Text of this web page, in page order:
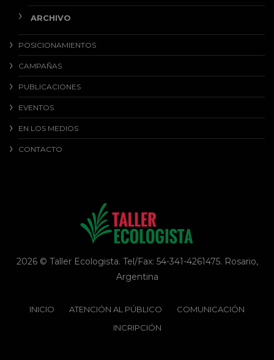
ARCHIVO
POSICIONAMIENTOS
CAMPAÑAS
PUBLICACIONES
EVENTOS
EN LOS MEDIOS
CONTACTO
2026 © Taller Ecologista. Tel/Fax: 54-341-4261475. Rosario,
Argentina
INICIO ATENCIÓN AL PÚBLICO
COMUNICACIÓN
INCRIPCIÓN